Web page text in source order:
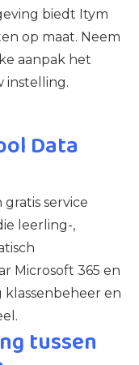
biedt Itym
op maat. Neem
aanpak het
instelling.
Data
gratis service
leerling-,
Microsoft 365 en
klassenbeheer en
tussen